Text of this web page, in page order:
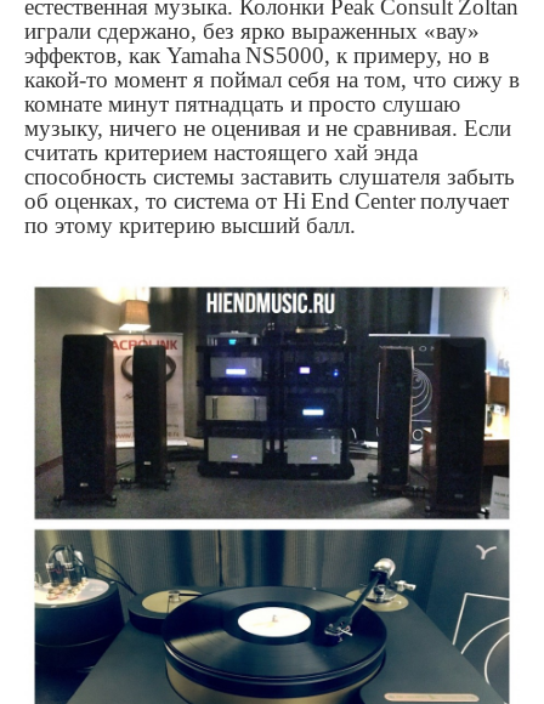
естественная музыка. Колонки PeakConsult Zoltan
играли сдержано, без ярко выраженных «вау»
эффектов, как YamahaNS5000, к примеру, но в
какой-то момент я поймал себя на том, что сижу в
комнате минут пятнадцать и просто слушаю
музыку, ничего не оценивая и не сравнивая. Если
считать критерием настоящего хай энда
способность системы заставить слушателя забыть
об оценках, то система от HiEndCenterполучает
по этому критерию высший балл.